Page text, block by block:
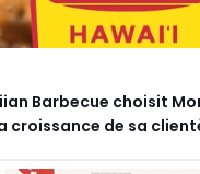
Barbecue choisit
croissance de sa